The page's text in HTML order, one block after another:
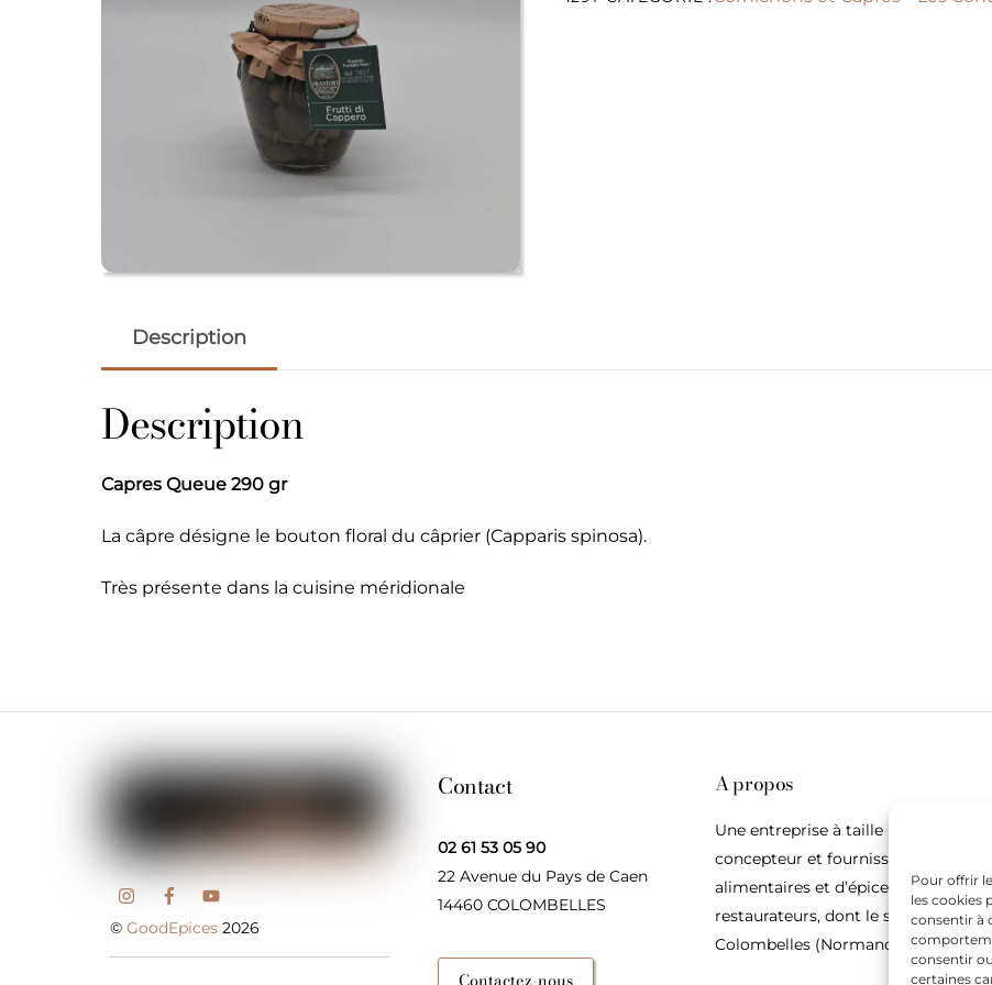
Pour offrir
les cookies
consentir à
consentir
certaines
Description
Description
Capres Queue 290 gr
La câpre désigne le bouton floral du câprier (Capparis spinosa).
Très présente dans la cuisine méridionale
©GoodEpices 2026
Contact
02 61 53 05 90
22 Avenue du Pays de Caen
14460 COLOMBELLES
Contactez-nous
A propos
Une entreprise à taille humaine,
concepteur et fournisseur de
alimentaires et d’épices pour les
restaurateurs, dont le siège social
Colombelles (Normandie).